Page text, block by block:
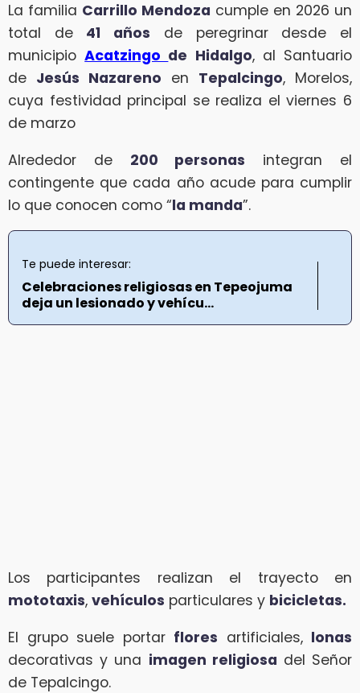
La familia Carrillo Mendoza cumple en 2026 un
total de 41 años de peregrinar desde el
municipioAcatzingo de Hidalgo, al Santuario
de Jesús Nazareno en Tepalcingo, Morelos,
cuya festividad principal se realiza el viernes 6
de marzo
Alrededor de 200 personas integran el
contingente que cada año acude para cumplir
lo que conocen como “la manda”.
Te puede interesar:
Celebraciones religiosas en Tepeojuma
deja un lesionado y vehícu...
Los participantes realizan el trayecto en
mototaxis, vehículos particulares y bicicletas.
El grupo suele portar flores artificiales, lonas
decorativas y una imagen religiosa del Señor
de Tepalcingo.